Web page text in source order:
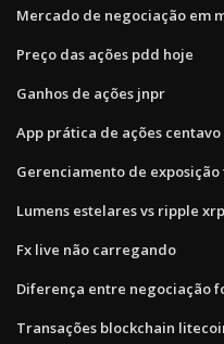
Mercado de negociação em
Preço das ações pdd hoje
Ganhos de ações jnpr
App prática de ações centavo
Gerenciamento de
Lumens estelares vs ripple xrp
Fx live não carregando
Diferença entre negociação
Transações blockchain